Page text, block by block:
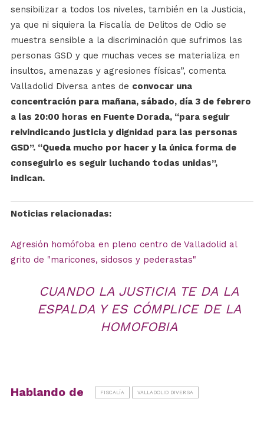
sensibilizar a todos los niveles, también en la Justicia,
ya que ni siquiera la Fiscalía de Delitos de Odio se
muestra sensible a la discriminación que sufrimos las
personas GSD y que muchas veces se materializa en
insultos, amenazas y agresiones físicas”, comenta
Valladolid Diversa antes de convocar una
concentración para mañana, sábado, día 3 de febrero
a las 20:00 horas en Fuente Dorada, “para seguir
reivindicando justicia y dignidad para las personas
GSD”. “Queda mucho por hacer y la única forma de
conseguirlo es seguir luchando todas unidas”,
indican.
Noticias relacionadas:
Agresión homófoba en pleno centro de Valladolid al
grito de "maricones, sidosos y pederastas"
CUANDO LA JUSTICIA TE DA LA
ESPALDA Y ES CÓMPLICE DE LA
HOMOFOBIA
Hablando de FISCALÍA VALLADOLID DIVERSA